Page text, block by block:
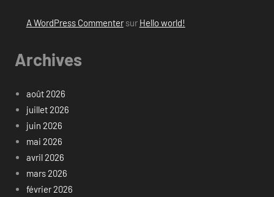
A WordPress Commentersur Hello world!
Archives
août 2026
juillet 2026
juin 2026
mai 2026
avril 2026
mars 2026
février 2026